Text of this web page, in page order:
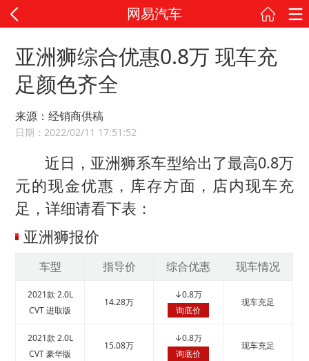
网易汽车
亚洲狮综合优惠0.8万 现车充
足颜色齐全
来源：经销商供稿
日期：2022/02/11 17:51:52
近日，亚洲狮系车型给出了最高0.8万
元的现金优惠，库存方面，店内现车充
足，详细请看下表：
亚洲狮报价
车型 指导价 综合优惠 现车情况
2021款 2.0L
CVT 进取版
14.28万
↓0.8万
询底价
现车充足
2021款 2.0L
CVT 豪华版
15.08万
↓0.8万
询底价
现车充足